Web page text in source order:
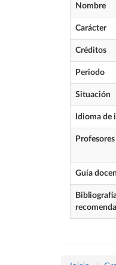
Nombre
Carácter
Créditos
Periodo
Situación
Idioma de
Profesores
Guía